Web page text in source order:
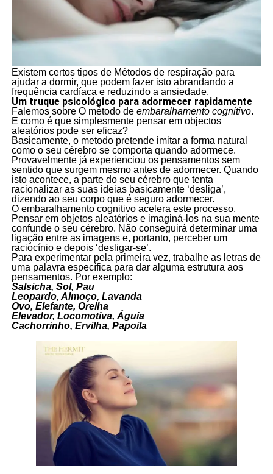
Existem certos tipos de Métodos de respiração para
ajudar a dormir, que podem fazer isto abrandando a
frequência cardíaca e reduzindo a ansiedade.
Um truque psicológico para adormecer rapidamente
Falemos sobre O método de embaralhamento cognitivo.
E como é que simplesmente pensar em objectos
aleatórios pode ser eficaz?
Basicamente, o metodo pretende imitar a forma natural
como o seu cérebro se comporta quando adormece.
Provavelmente já experienciou os pensamentos sem
sentido que surgem mesmo antes de adormecer. Quando
isto acontece, a parte do seu cérebro que tenta
racionalizar as suas ideias basicamente ‘desliga’,
dizendo ao seu corpo que é seguro adormecer.
O embaralhamento cognitivo acelera este processo.
Pensar em objetos aleatórios e imaginá-los na sua mente
confunde o seu cérebro. Não conseguirá determinar uma
ligação entre as imagens e, portanto, perceber um
raciocínio e depois ‘desligar-se’.
Para experimentar pela primeira vez, trabalhe as letras de
uma palavra específica para dar alguma estrutura aos
pensamentos. Por exemplo:
Salsicha, Sol, Pau
Leopardo, Almoço, Lavanda
Ovo, Elefante, Orelha
Elevador, Locomotiva, Águia
Cachorrinho, Ervilha, Papoila